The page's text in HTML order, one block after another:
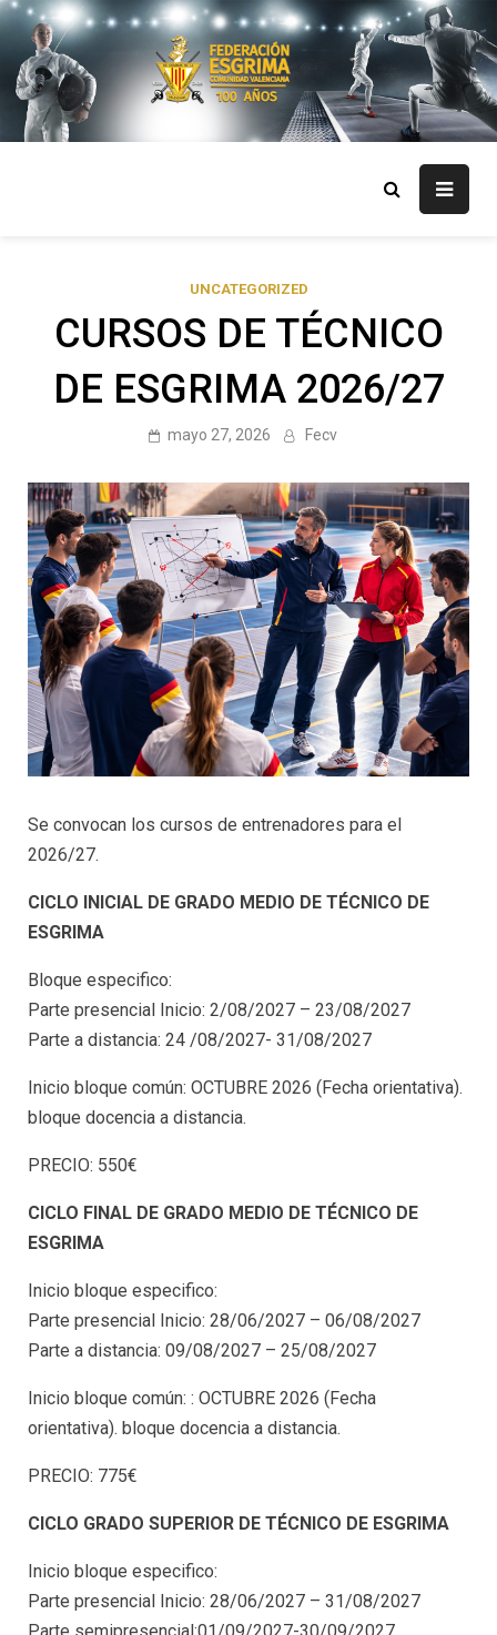
Skip
content
UNCATEGORIZED
CURSOS DE TÉCNICO
DE ESGRIMA 2026/27
mayo 27, 2026 Fecv
Se convocan los cursos de entrenadores para el
2026/27.
CICLO INICIAL DE GRADO MEDIO DE TÉCNICO DE
ESGRIMA
Bloque especifico:
Parte presencial Inicio: 2/08/2027 – 23/08/2027
Parte a distancia: 24 /08/2027- 31/08/2027
Inicio bloque común: OCTUBRE 2026 (Fecha orientativa).
bloque docencia a distancia.
PRECIO: 550€
CICLO FINAL DE GRADO MEDIO DE TÉCNICO DE
ESGRIMA
Inicio bloque especifico:
Parte presencial Inicio: 28/06/2027 – 06/08/2027
Parte a distancia: 09/08/2027 – 25/08/2027
Inicio bloque común: : OCTUBRE 2026 (Fecha
orientativa). bloque docencia a distancia.
PRECIO: 775€
CICLO GRADO SUPERIOR DE TÉCNICO DE ESGRIMA
Inicio bloque especifico:
Parte presencial Inicio: 28/06/2027 – 31/08/2027